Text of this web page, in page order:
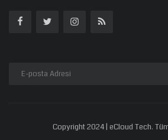
Copyright 2024 | eCloud Tech.